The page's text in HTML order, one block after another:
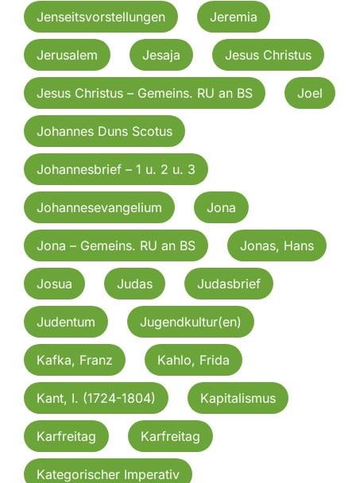
Jenseitsvorstellungen Jeremia
Jerusalem Jesaja Jesus Christus
Jesus Christus – Gemeins. RU an BS Joel
Johannes Duns Scotus
Johannesbrief – 1 u. 2 u. 3
Johannesevangelium Jona
Jona – Gemeins. RU an BS Jonas, Hans
Josua Judas Judasbrief
Judentum Jugendkultur(en)
Kafka, Franz Kahlo, Frida
Kant, I. (1724-1804) Kapitalismus
Karfreitag Karfreitag
Kategorischer Imperativ